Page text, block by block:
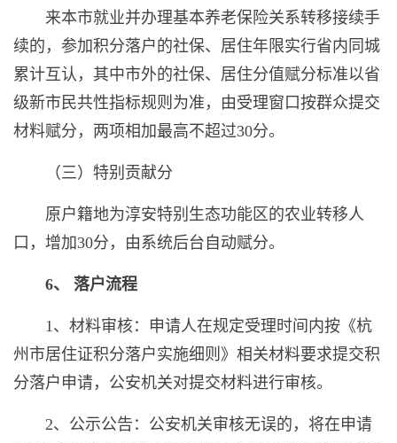
来本市就业并办理基本养老保险关系转移接续手
续的，参加积分落户的社保、居住年限实行省内同城
累计互认，其中市外的社保、居住分值赋分标准以省
级新市民共性指标规则为准，由受理窗口按群众提交
材料赋分，两项相加最高不超过30分。
（三）特别贡献分
原户籍地为淳安特别生态功能区的农业转移人
口，增加30分，由系统后台自动赋分。
6、 落户流程
1、材料审核：申请人在规定受理时间内按《杭
州市居住证积分落户实施细则》相关材料要求提交积
分落户申请，公安机关对提交材料进行审核。
2、公示公告：公安机关审核无误的，将在申请